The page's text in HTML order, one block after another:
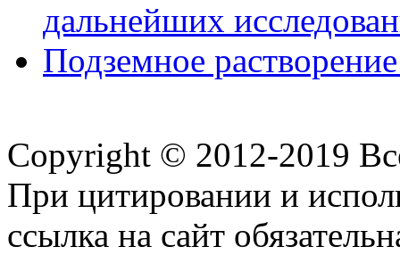
дальнейших
Подземное
Copyright © 2012-2019
При цитировании и
ссылка на сайт